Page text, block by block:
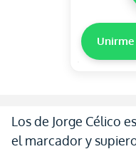
Unirme
Los de Jorge Célico
el marcador y